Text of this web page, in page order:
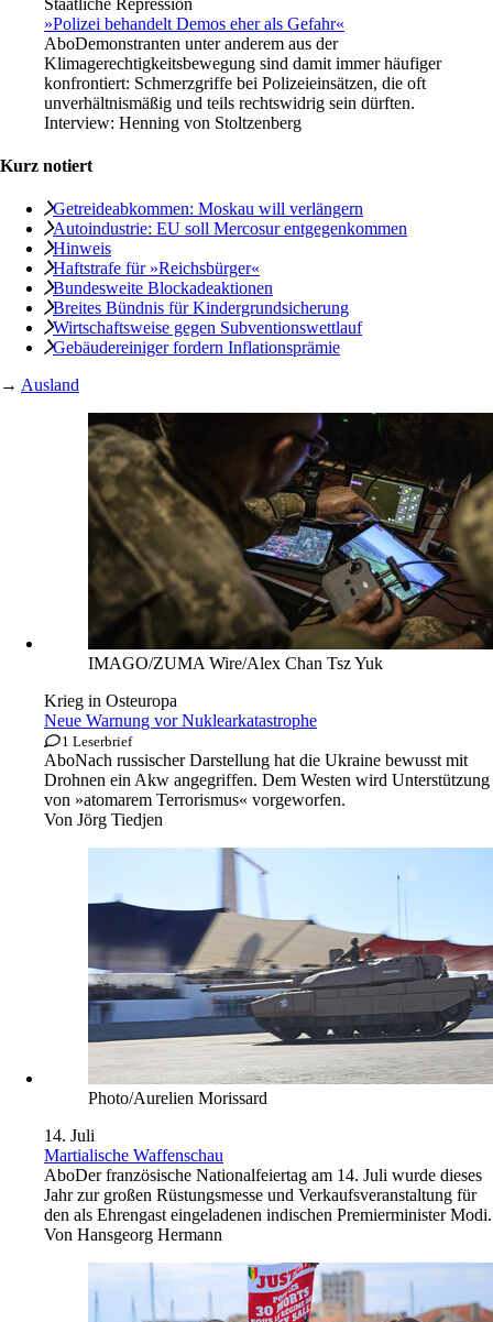
»Polizei behandelt Demos eher als Gefahr«
AboDemonstranten unter anderem aus der
Klimagerechtigkeitsbewegung sind damit immer häufiger
konfrontiert: Schmerzgriffe bei Polizeieinsätzen, die oft
unverhältnismäßig und teils rechtswidrig sein dürften.
Interview: Henning von Stoltzenberg
Kurz notiert
Getreideabkommen: Moskau will verlängern
Autoindustrie: EU soll Mercosur entgegenkommen
Hinweis
Haftstrafe für »Reichsbürger«
Bundesweite Blockadeaktionen
Breites Bündnis für Kindergrundsicherung
Wirtschaftsweise gegen Subventionswettlauf
Gebäudereiniger fordern Inflationsprämie
→ Ausland
IMAGO/ZUMA Wire/Alex Chan Tsz Yuk
Krieg in Osteuropa
Neue Warnung vor Nuklearkatastrophe
1 Leserbrief
AboNach russischer Darstellung hat die Ukraine bewusst mit
Drohnen ein Akw angegriffen. Dem Westen wird Unterstützung
von »atomarem Terrorismus« vorgeworfen.
Von Jörg Tiedjen
Photo/Aurelien Morissard
14. Juli
Martialische Waffenschau
AboDer französische Nationalfeiertag am 14. Juli wurde dieses
Jahr zur großen Rüstungsmesse und Verkaufsveranstaltung für
den als Ehrengast eingeladenen indischen Premierminister Modi.
Von Hansgeorg Hermann